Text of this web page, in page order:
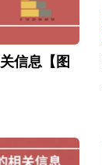
信息【图